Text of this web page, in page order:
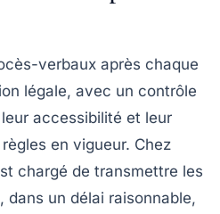
verbaux après chaque
légale, avec un contrôle
accessibilité et leur
en vigueur. Chez
chargé de transmettre les
un délai raisonnable,